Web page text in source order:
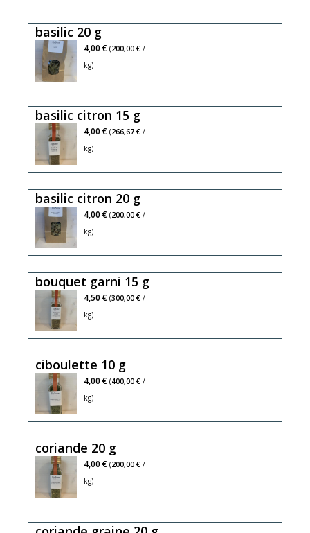
basilic 20 g
4,00 € (200,00 € /
kg)
basilic citron 15 g
4,00 € (266,67 € /
kg)
basilic citron 20 g
4,00 € (200,00 € /
kg)
bouquet garni 15 g
4,50 € (300,00 € /
kg)
ciboulette 10 g
4,00 € (400,00 € /
kg)
coriande 20 g
4,00 € (200,00 € /
kg)